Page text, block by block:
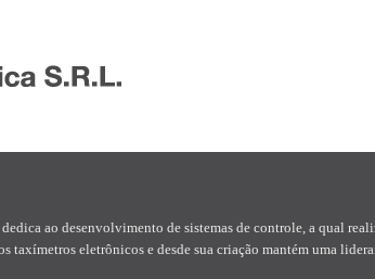
ao desenvolvimento de sistemas de controle, a qual
taxímetros eletrônicos e desde sua criação mantém uma